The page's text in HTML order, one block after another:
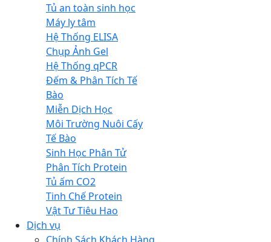
Tủ an toàn sinh học
Máy ly tâm
Hệ Thống ELISA
Chụp Ảnh Gel
Hệ Thống qPCR
Đếm & Phân Tích Tế
Bào
Miễn Dịch Học
Môi Trường Nuôi Cấy
Tế Bào
Sinh Học Phân Tử
Phân Tích Protein
Tủ ấm CO2
Tinh Chế Protein
Vật Tư Tiêu Hao
Dịch vụ